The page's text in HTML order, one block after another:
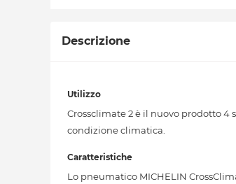
Descrizione
Utilizzo
Crossclimate 2 è il nuovo prodotto
condizione climatica.
Caratteristiche
Lo pneumatico MICHELIN